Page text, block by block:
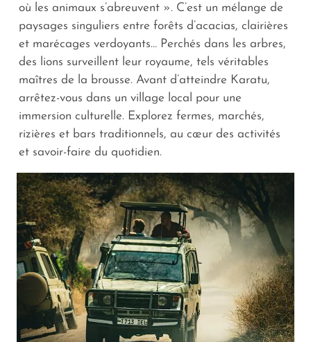
où les animaux s’abreuvent ». C’est un mélange de
paysages singuliers entre forêts d’acacias, clairières
et marécages verdoyants… Perchés dans les arbres,
des lions surveillent leur royaume, tels véritables
maîtres de la brousse. Avant d’atteindre Karatu,
arrêtez-vous dans un village local pour une
immersion culturelle. Explorez fermes, marchés,
rizières et bars traditionnels, au cœur des activités
et savoir-faire du quotidien.